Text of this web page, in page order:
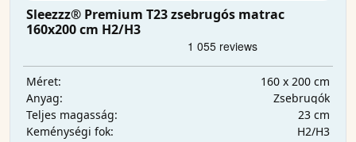
Sleezzz® Premium T23 zsebrugós matrac
160x200 cm H2/H3
Méret:
160 x 200 cm
Anyag:
Zsebrugók
Teljes magasság:
23 cm
Keménységi fok:
H2/H3